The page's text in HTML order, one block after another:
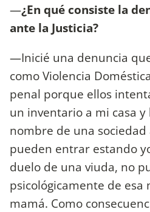
—¿En qué consiste la
ante la Justicia?
—Inicié una denuncia
como Violencia
penal porque ellos
un inventario a mi casa y
nombre de una
pueden entrar estando
duelo de una viuda, no
psicológicamente de
mamá. Como